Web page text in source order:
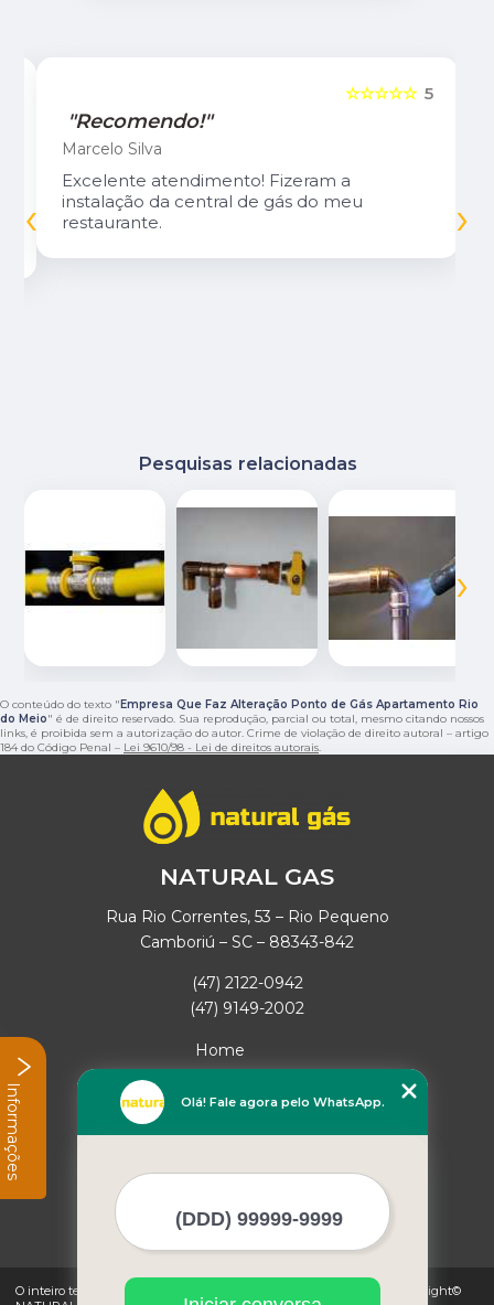
5
☆☆☆☆☆
"Recomendo!"
Marcelo Silva
Excelente atendimento! Fizeram a
instalação da central de gás do meu
restaurante.
‹ ›
Pesquisas relacionadas
‹ ›
O conteúdo do texto " Empresa Que Faz Alteração Ponto de Gás Apartamento Rio
do Meio" é de direito reservado. Sua reprodução, parcial ou total, mesmo citando nossos
links, é proibida sem a autorização do autor. Crime de violação de direito autoral – artigo
184 do Código Penal – Lei 9610/98 - Lei de direitos autorais.
NATURAL GAS
Rua Rio Correntes, 53 – Rio Pequeno
Camboriú – SC – 88343-842
(47) 2122-0942
(47) 9149-2002
Home
Empresa
Missão
Mapa do site
O inteiro teor deste site está sujeito à proteção de direitos autorais. Copyright©
Olá! Fale agora pelo WhatsApp.
Informações